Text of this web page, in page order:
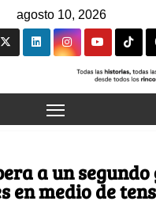
agosto 10, 2026
a un
en medio de